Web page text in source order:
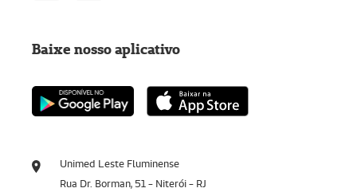
Unimed Leste Fluminense
Rua Dr. Borman, 51 - Niterói - RJ
Baixe nosso aplicativo